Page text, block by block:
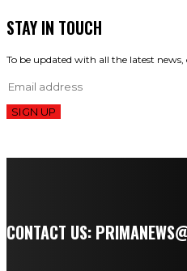
STAY IN TOUCH
To be updated with all the latest
SIGN UP
CONTACT US: